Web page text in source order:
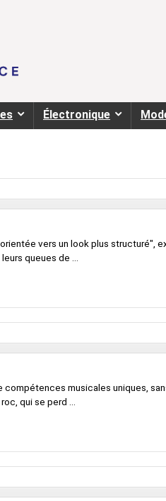
Électronique
vers un look plus structuré",
queues de ...
compétences musicales uniques,
qui se perd ...